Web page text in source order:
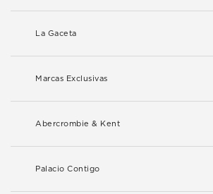
La Gaceta
Marcas Exclusivas
Abercrombie & Kent
Palacio Contigo